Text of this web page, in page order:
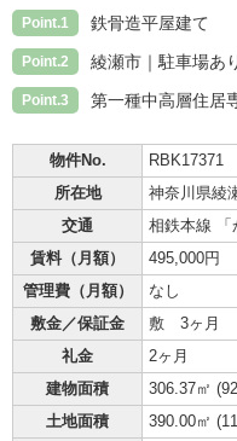
Point.1 鉄骨造平屋建て
Point.2 綾瀬市｜駐車場あ
Point.3 第一種中高層住居
物件No.
RBK17371
所在地
神奈川県綾
交通
相鉄本線 「
賃料（月額）
495,000円
管理費（月額）
なし
敷金／保証金
敷 3ヶ月
礼金
2ヶ月
建物面積
306.37㎡ (
土地面積
390.00㎡ (